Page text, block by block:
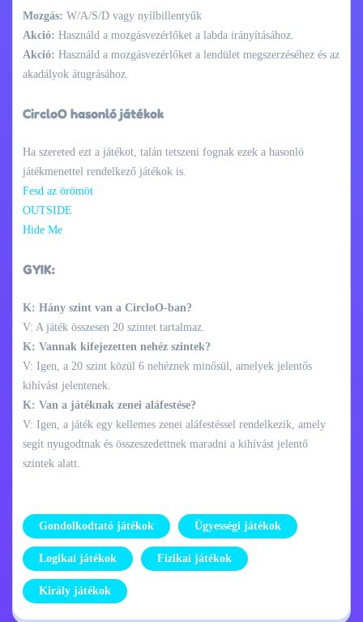
Mozgás: W/A/S/D vagy nyílbillentyűk
Akció: Használd a mozgásvezérlőket a labda irányításához.
Akció: Használd a mozgásvezérlőket a lendület megszerzéséhez és az
akadályok átugrásához.
CircloO hasonló játékok
Ha szereted ezt a játékot, talán tetszeni fognak ezek a hasonló
játékmenettel rendelkező játékok is.
Fesd az örömöt
OUTSIDE
Hide Me
GYIK:
K: Hány szint van a CircloO-ban?
V: A játék összesen 20 szintet tartalmaz.
K: Vannak kifejezetten nehéz szintek?
V: Igen, a 20 szint közül 6 nehéznek minősül, amelyek jelentős
kihívást jelentenek.
K: Van a játéknak zenei aláfestése?
V: Igen, a játék egy kellemes zenei aláfestéssel rendelkezik, amely
segít nyugodtnak és összeszedettnek maradni a kihívást jelentő
szintek alatt.
Gondolkodtató játékok Ügyességi játékok
Logikai játékok Fizikai játékok
Király játékok